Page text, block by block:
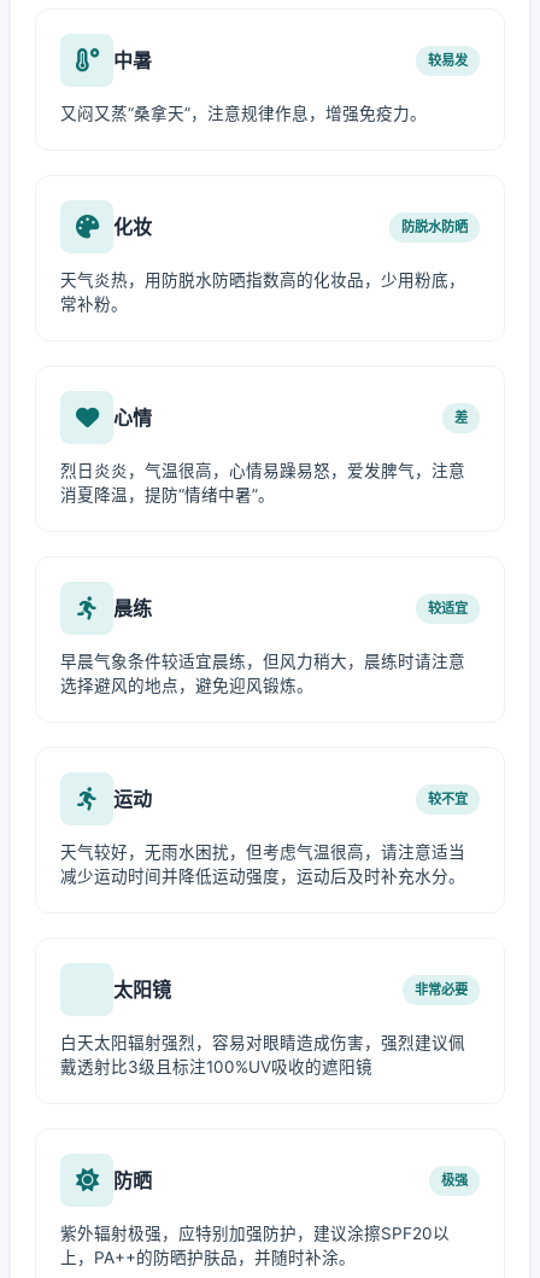
中暑 较易发
又闷又蒸“桑拿天”，注意规律作息，增强免疫力。
化妆 防脱水防晒
天气炎热，用防脱水防晒指数高的化妆品，少用粉底，
常补粉。
心情 差
烈日炎炎，气温很高，心情易躁易怒，爱发脾气，注意
消夏降温，提防“情绪中暑”。
晨练 较适宜
早晨气象条件较适宜晨练，但风力稍大，晨练时请注意
选择避风的地点，避免迎风锻炼。
运动 较不宜
天气较好，无雨水困扰，但考虑气温很高，请注意适当
减少运动时间并降低运动强度，运动后及时补充水分。
太阳镜 非常必要
白天太阳辐射强烈，容易对眼睛造成伤害，强烈建议佩
戴透射比3级且标注100%UV吸收的遮阳镜
防晒 极强
紫外辐射极强，应特别加强防护，建议涂擦SPF20以
上，PA++的防晒护肤品，并随时补涂。